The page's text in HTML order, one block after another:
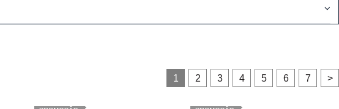
1 2 3 4 5 6 7 >